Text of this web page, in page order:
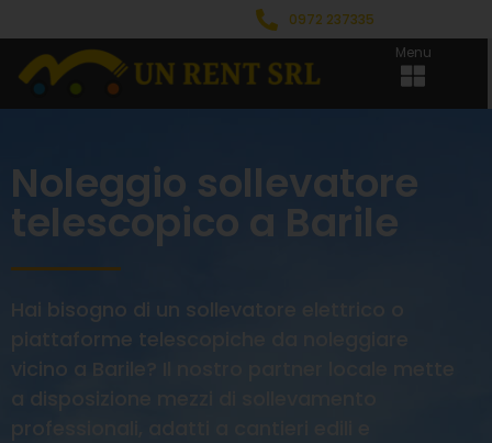
0972 237335
Menu
Noleggio sollevatore
telescopico a Barile
Hai bisogno di un sollevatore elettrico o
piattaforme telescopiche da noleggiare
vicino a Barile? Il nostro partner locale mette
a disposizione mezzi di sollevamento
professionali, adatti a cantieri edili e